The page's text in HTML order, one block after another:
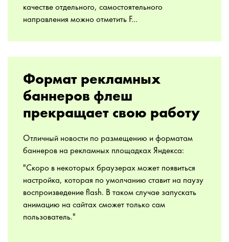
качестве отдельного, самостоятельного
направления можно отметить F...
Формат рекламных
баннеров флеш
прекращает свою работу
Отличный новости по размещению и форматам
баннеров на рекламных площадках Яндекса:
"Скоро в некоторых браузерах может появиться
настройка, которая по умолчанию ставит на паузу
воспроизведение flash. В таком случае запускать
анимацию на сайтах сможет только сам
пользователь."